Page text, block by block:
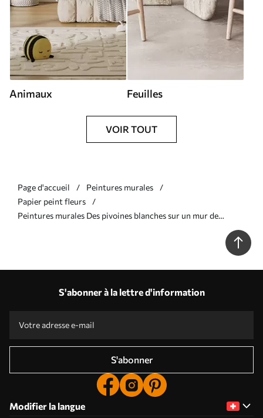
Animaux Feuilles
VOIR TOUT
Page d'accueil
Peintures murales
Papier peint fleurs
Peintures murales Des pivoines blanches sur un mur de
S'abonner à la lettre d'information
S'abonner
Modifier la langue